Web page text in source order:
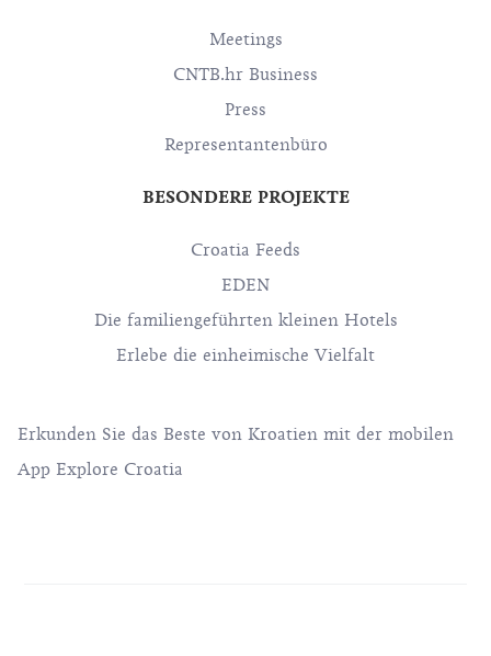
Meetings
CNTB.hr Business
Press
Representantenbüro
BESONDERE PROJEKTE
Croatia Feeds
EDEN
Die familiengeführten kleinen Hotels
Erlebe die einheimische Vielfalt
Erkunden Sie das Beste von Kroatien mit der mobilen
App Explore Croatia